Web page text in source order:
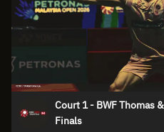
Court 1 - BWF Thomas
Finals